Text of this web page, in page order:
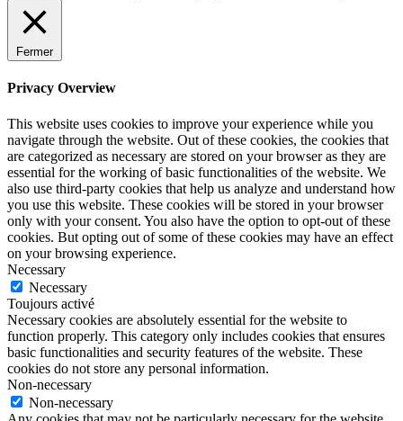
Fermer
Privacy Overview
This website uses cookies to improve your experience while you
navigate through the website. Out of these cookies, the cookies that
are categorized as necessary are stored on your browser as they are
essential for the working of basic functionalities of the website. We
also use third-party cookies that help us analyze and understand how
you use this website. These cookies will be stored in your browser
only with your consent. You also have the option to opt-out of these
cookies. But opting out of some of these cookies may have an effect
on your browsing experience.
Necessary
Necessary
Toujours activé
Necessary cookies are absolutely essential for the website to
function properly. This category only includes cookies that ensures
basic functionalities and security features of the website. These
cookies do not store any personal information.
Non-necessary
Non-necessary